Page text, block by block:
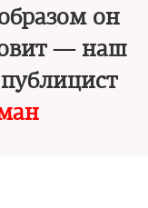
он
— наш